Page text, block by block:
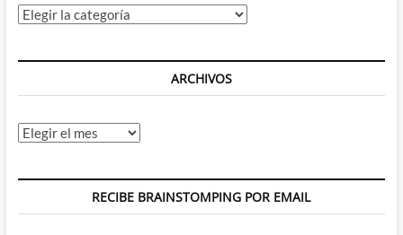
de
Dan
Categorías
ARCHIVOS
Archivos
RECIBE BRAINSTOMPING POR EMAIL